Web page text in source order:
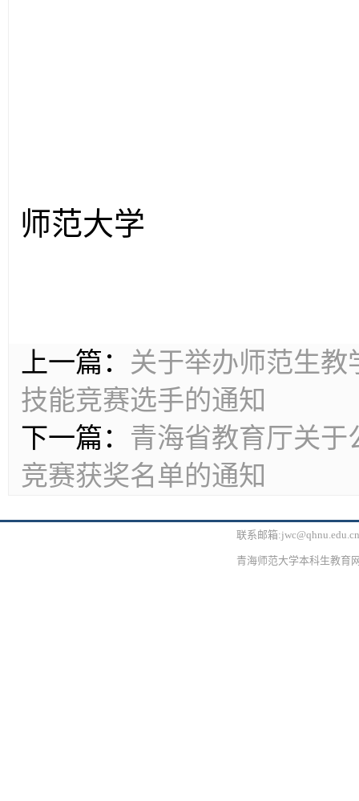
师范大学
上一篇： 关于举办师范生
技能竞赛选手的通知
下一篇： 青海省教育厅关于
竞赛获奖名单的通知
联系邮箱
青海师范大学本科生教育